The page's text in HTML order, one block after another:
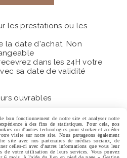
les prestations ou les
la date d'achat. Non
dans les 24H votre
sa date de validité
ouvrables
Esthétique
bon fonctionnement de notre site et analyser notre
à des fins de statistiques. Pour cela, nos
ou d'autres technologies pour stocker et accéder
visite sur notre site. Nous partageons également
site avec nos partenaires de médias sociaux, de
celles-ci avec d'autres informations que vous leur
de votre utilisation de leurs services. Vous pouvez